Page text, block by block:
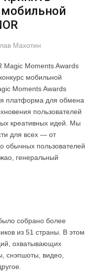
мобильной
Махотин
Magic Moments Awards
мобильной
Moments Awards
платформа для обмена
пользователей
креативных идей. Мы
для всех — от
обычных пользователей
генеральный
собрано более
из 51 страны. В этом
охватывающих
снэпшоты, видео,